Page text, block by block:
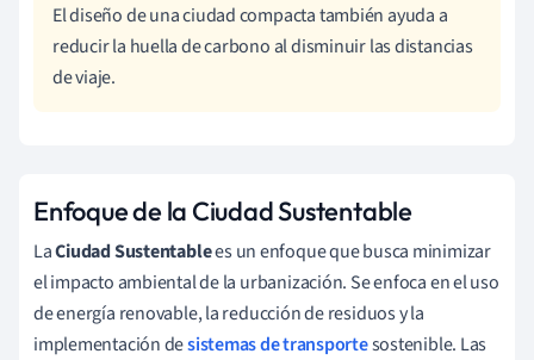
El diseño de una ciudad compacta también ayuda a
reducir la huella de carbono al disminuir las distancias
de viaje.
Enfoque de la Ciudad Sustentable
LaCiudad Sustentablees un enfoque que busca minimizar
el impacto ambiental de la urbanización. Se enfoca en el uso
de energía renovable, la reducción de residuos y la
implementación desistemas de transportesostenible. Las